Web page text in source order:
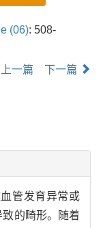
(06): 508-
上一篇 下一篇
管发育异常或
的畸形。随着